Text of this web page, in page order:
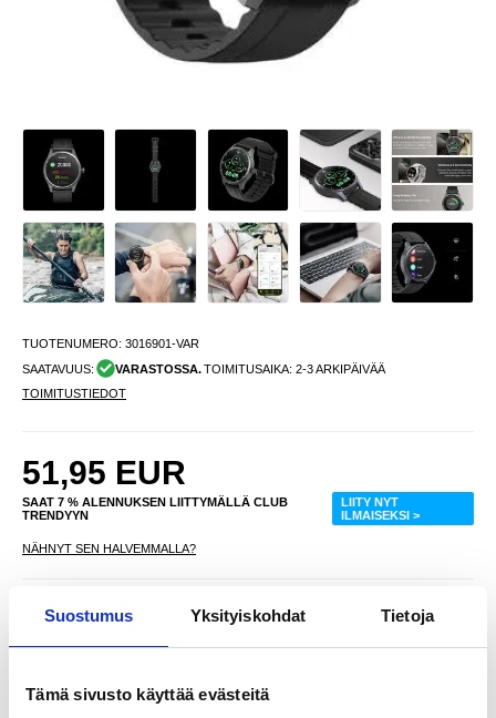
Suostumus Yksityiskohdat Tietoja
Tämä sivusto käyttää evästeitä
TUOTENUMERO: 3016901-VAR
SAATAVUUS:
VARASTOSSA.TOIMITUSAIKA: 2-3 ARKIPÄIVÄÄ
TOIMITUSTIEDOT
51,95 EUR
SAAT 7 % ALENNUKSEN LIITTYMÄLLÄ CLUB
TRENDYYN
LIITY NYT
ILMAISEKSI >
NÄHNYT SEN HALVEMMALLA?
Valitse väri
- +